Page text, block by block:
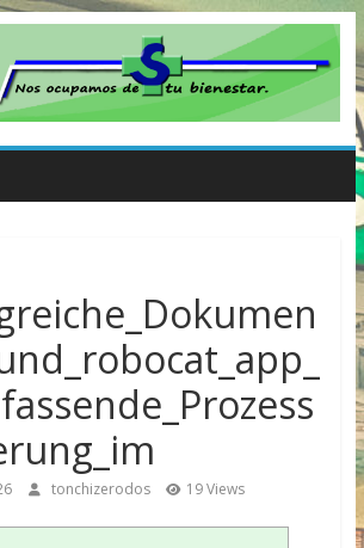
tonchizerodos 19 Views